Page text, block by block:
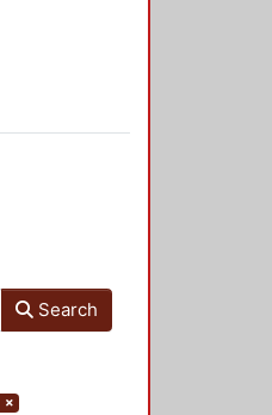
Search
×